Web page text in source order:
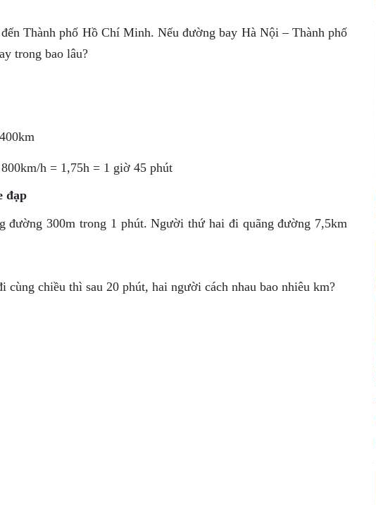
Thành phố Hồ Chí Minh. Nếu đường bay Hà Nội – Thành phố
trong bao lâu?
h = 1,75h = 1 giờ 45 phút
đạp
300m trong 1 phút. Người thứ hai đi quãng đường 7,5km
chiều thì sau 20 phút, hai người cách nhau bao nhiêu km?